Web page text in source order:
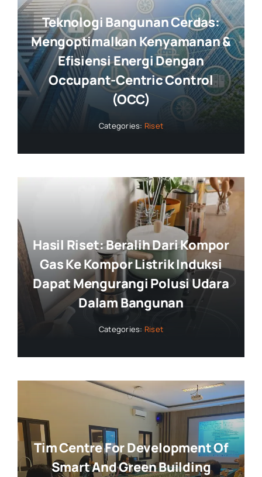
Teknologi Bangunan Cerdas:
Mengoptimalkan Kenyamanan &
Efisiensi Energi Dengan
Occupant-Centric Control
(OCC)
Categories: Riset
Hasil Riset: Beralih Dari Kompor
Gas Ke Kompor Listrik Induksi
Dapat Mengurangi Polusi Udara
Dalam Bangunan
Categories: Riset
Tim Centre For Development Of
Smart And Green Building